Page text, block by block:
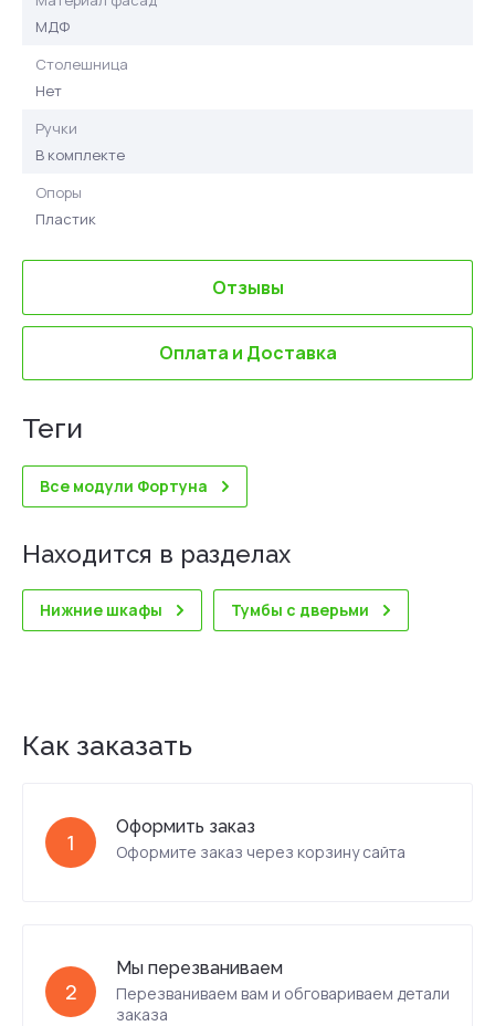
МДФ
Столешница
Нет
Ручки
В комплекте
Опоры
Пластик
Отзывы
Оплата и Доставка
теги
Все модули Фортуна
Находится в разделах
Нижние шкафы Тумбы с дверьми
Как заказать
1
Оформить заказ
Оформите заказ через корзину сайта
2
Мы перезваниваем
Перезваниваем вам и обговариваем детали
заказа